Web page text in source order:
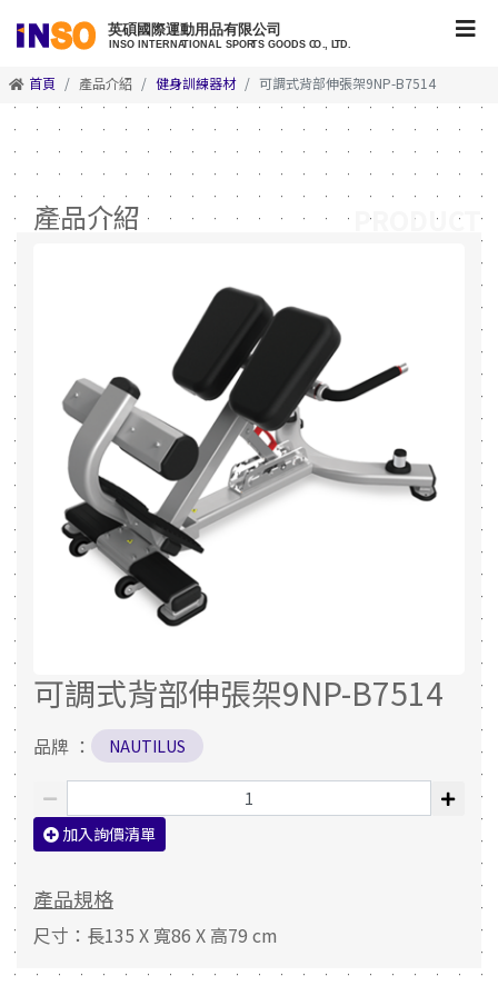
首頁 產品介紹 健身訓練器材 可調式背部伸張架9NP-B7514
產品介紹
可調式背部伸張架9NP-B7514
品牌 ： NAUTILUS
加入詢價清單
產品規格
尺寸：長135 X 寬86 X 高79 cm
PRODUCT